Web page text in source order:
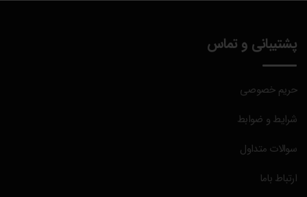
پشتیبانی و تماس
حریم خصوصی
شرایط و ضوابط
سوالات متداول
ارتباط باما